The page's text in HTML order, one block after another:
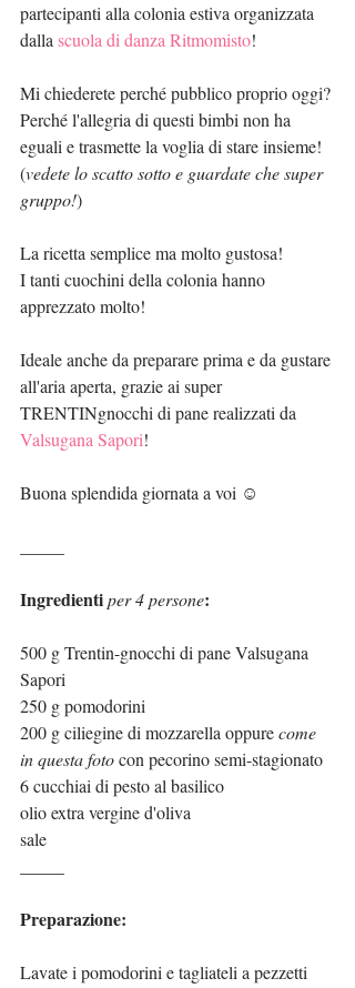
partecipanti alla colonia estiva organizzata
dalla scuola di danza Ritmomisto!
Mi chiederete perché pubblico proprio oggi?
Perché l'allegria di questi bimbi non ha
eguali e trasmette la voglia di stare insieme!
(vedete lo scatto sotto e guardate che super
gruppo!)
La ricetta semplice ma molto gustosa!
I tanti cuochini della colonia hanno
apprezzato molto!
Ideale anche da preparare prima e da gustare
all'aria aperta, grazie ai super
TRENTINgnocchi di pane realizzati da
Valsugana Sapori!
Buona splendida giornata a voi ☺
Ingredienti per 4 persone:
500 g Trentin-gnocchi di pane Valsugana
Sapori
250 g pomodorini
200 g ciliegine di mozzarella oppure come
in questa foto con pecorino semi-stagionato
6 cucchiai di pesto al basilico
olio extra vergine d'oliva
sale
Preparazione:
Lavate i pomodorini e tagliateli a pezzetti